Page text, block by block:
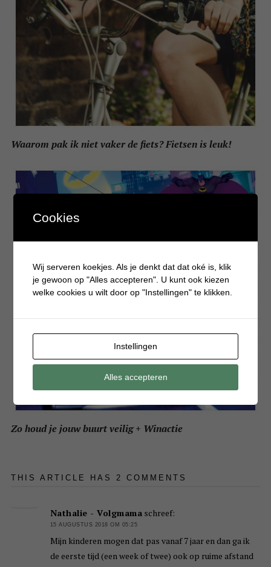
Waarom pak ik niet vaker de fiets? Fietsen is leuk!
Zo houd je jouw buurt veilig + Winactie
THIS ARTICLE HAS 2 COMMENTS
Nathalie - Volgmama schreef:
15 AUGUSTUS 2018 OM 05:25
Mijn kinderen mogen dat pas vanaf 7 jaar en dan ga ik
de eerste tijd (een week of twee) ook op ruime afstand
Cookies
Wij serveren koekjes. Als je denkt dat dat oké is, klik
je gewoon op "Alles accepteren". U kunt ook kiezen
welke cookies u wilt door op "Instellingen" te klikken.
Instellingen
Alles accepteren